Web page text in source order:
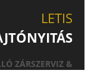
LETIS
ZÁRSZERVIZ &